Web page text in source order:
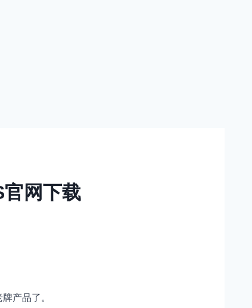
网下载
产品了。